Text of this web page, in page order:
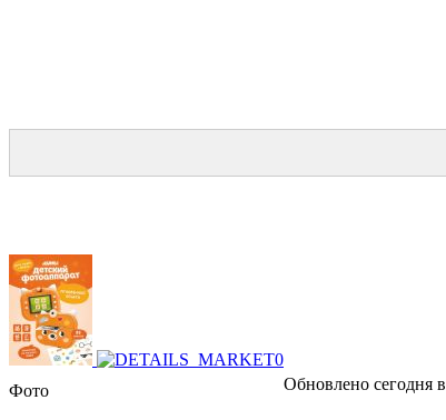
Фото
Обновлено сегодня в